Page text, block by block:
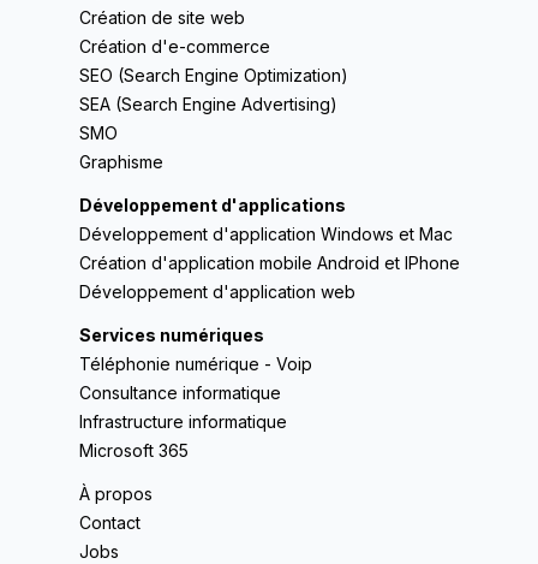
Création de site web
Création d'e-commerce
SEO (Search Engine Optimization)
SEA (Search Engine Advertising)
SMO
Graphisme
Développement d'applications
Développement d'application Windows et Mac
Création d'application mobile Android et IPhone
Développement d'application web
Services numériques
Téléphonie numérique - Voip
Consultance informatique
Infrastructure informatique
Microsoft 365
À propos
Contact
Jobs